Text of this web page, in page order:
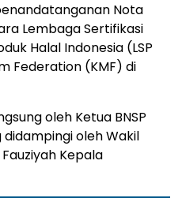
Nota
Lembaga Sertifikasi
Halal Indonesia (LSP
Federation (KMF) di
oleh Ketua BNSP
didampingi oleh Wakil
Kepala